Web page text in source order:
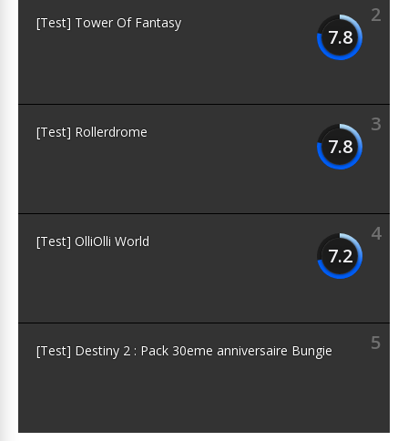
2
7.8
[Test] Tower Of Fantasy
3
7.8
[Test] Rollerdrome
4
7.2
[Test] OlliOlli World
5
[Test] Destiny 2 : Pack 30eme anniversaire Bungie